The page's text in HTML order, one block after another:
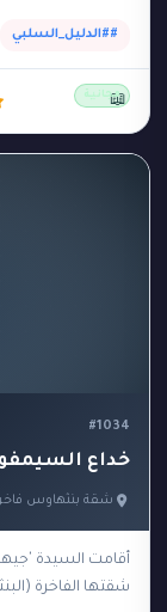
##الدليل_السلبي
مجانية📖
#1034
خداع
شقة بنثهاوس
أقامت السيدة
شقتها الفاخرة